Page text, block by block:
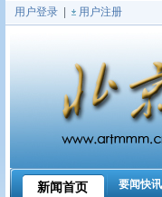
用户登录 用户注册
新闻首页 要闻快讯